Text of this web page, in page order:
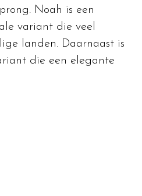
Noah is een
variant die veel
landen. Daarnaast is
die een elegante